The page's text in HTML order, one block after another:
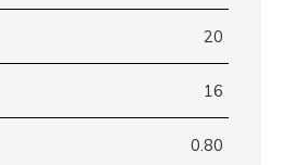
20
16
0.80